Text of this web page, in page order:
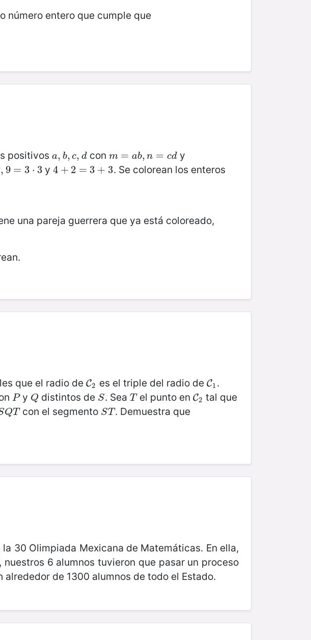
número entero que cumple que
positivosa, b, c, d
a, b,c,d con m = ab, n = cd
m=a b,n=c d y
, 9 = 3 ⋅ 3
=3 ⋅3 y 4 + 2 = 3 + 3
4 +2 = 3+3
. Se colorean los enteros
una pareja guerrera que ya está coloreado,
que el radio deC2
C2 es el triple del radio de C1
C1.
P
Py Q
Q distintos de S
S. Sea T
Tel punto en C2
C2tal que
QT
QTcon el segmento ST
ST. Demuestra que
30 Olimpiada Mexicana de Matemáticas. En ella,
6 alumnos tuvieron que pasar un proceso
de 1300 alumnos de todo el Estado.